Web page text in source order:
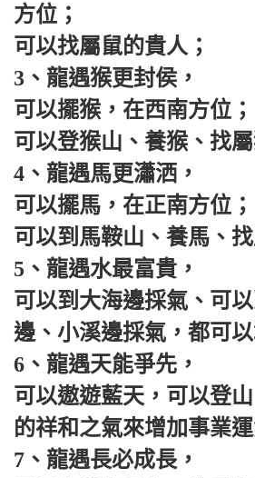
方位；
可以找屬鼠的貴人；
3、龍遇猴更封侯，
可以擺猴，在西南方位；
可以登猴山、養猴、找屬
4、龍遇馬更瀟洒，
可以擺馬，在正南方位；
可以到馬鞍山、養馬、
5、龍遇水最富貴，
可以到大海邊採氣、可
邊、小溪邊採氣，都可以
6、龍遇天能爭先，
可以遨遊藍天，可以登
的祥和之氣來增加事業運
7、龍遇長必成長，